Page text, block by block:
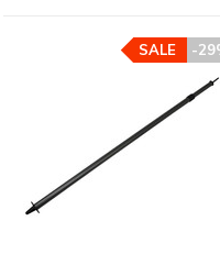
-
SALE